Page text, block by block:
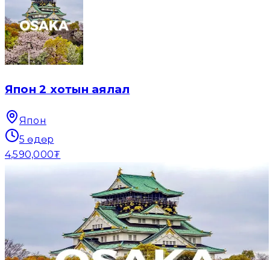
Япон 2 хотын аялал
Япон
5 өдөр
4,590,000₮